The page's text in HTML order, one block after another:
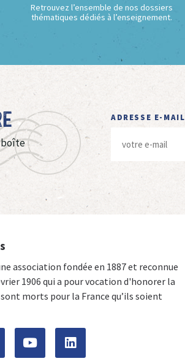
Retrouvez l’ensemble de nos dossiers
thématiques dédiés à l’enseignement.
boîte
ADRESSE E-MAIL
association fondée en 1887 et reconnue
1906 qui a pour vocation d'honorer la
morts pour la France qu’ils soient